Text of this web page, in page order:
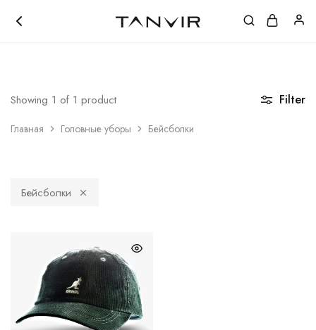
ЛОКАЦИЯ ШОУРУМА | +998 (97) 111-41-41
Tanvir.uz
Кожанные
Главная Головные уборы Бейсболки
Filter
Showing 1 of 1 product
Бейсболки